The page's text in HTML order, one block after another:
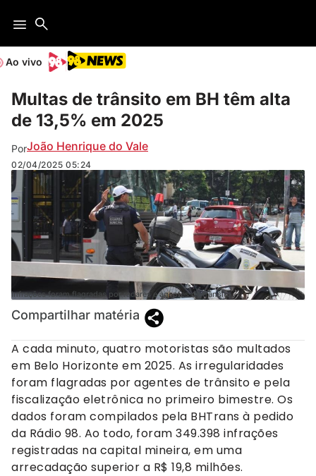
Ao vivo
Multas de trânsito em BH têm alta
de 13,5% em 2025
PorJoão Henrique do Vale
02/04/2025 05:24
Infrações foram flagradas por radares e agentes de trânsito
Compartilhar matéria
A cada minuto, quatro motoristas são multados
em Belo Horizonte em 2025. As irregularidades
foram flagradas por agentes de trânsito e pela
fiscalização eletrônica no primeiro bimestre. Os
dados foram compilados pela BHTrans à pedido
da Rádio 98. Ao todo, foram 349.398 infrações
registradas na capital mineira, em uma
arrecadação superior a R$ 19,8 milhões.